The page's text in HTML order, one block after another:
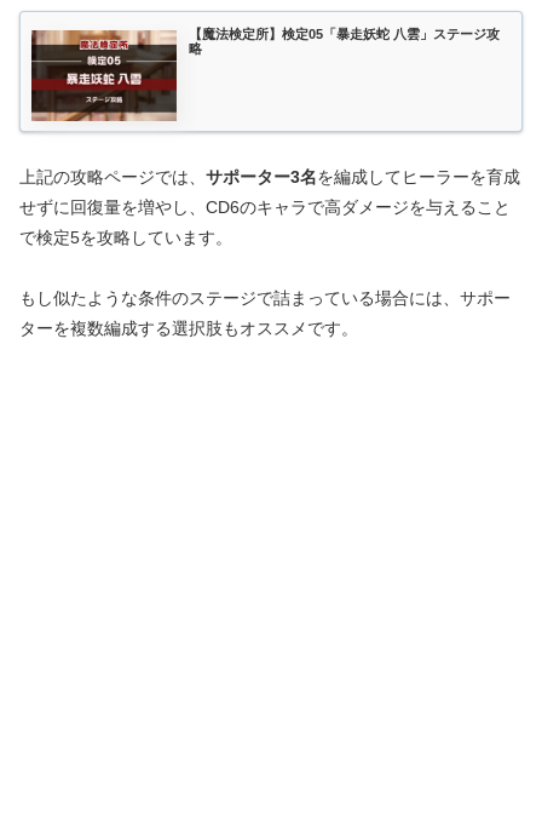
【魔法検定所】検定05「暴走妖蛇 八雲」ステージ攻
略
上記の攻略ページでは、 サポーター3名を編成してヒーラーを育成
せずに回復量を増やし、CD6のキャラで高ダメージを与えること
で検定5を攻略しています。
もし似たような条件のステージで詰まっている場合には、サポー
ターを複数編成する選択肢もオススメです。